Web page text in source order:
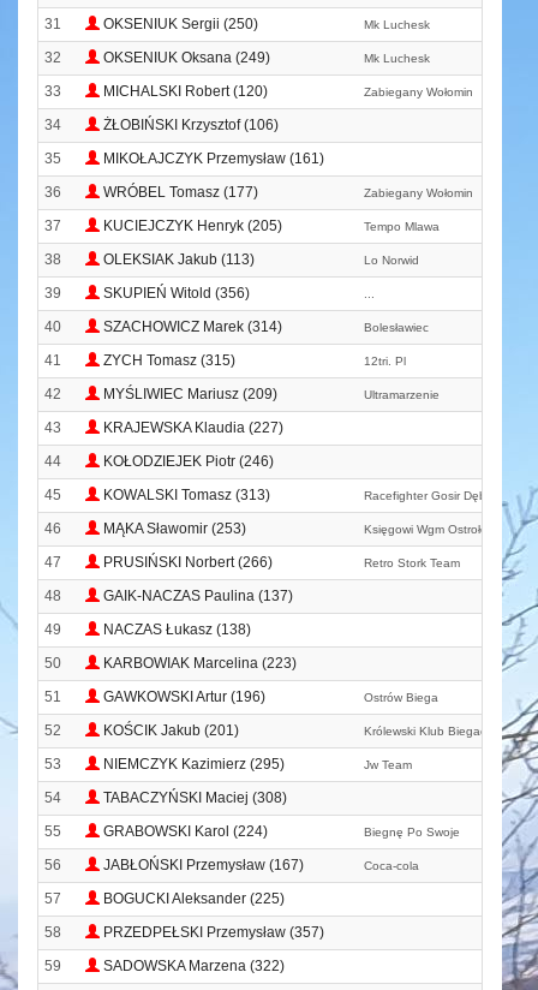
31 OKSENIUK Sergii (250) Mk Luchesk
32 OKSENIUK Oksana (249) Mk Luchesk
33 MICHALSKI Robert (120) Zabiegany Wołomin
34
ŻŁOBIŃSKI Krzysztof (106)
35
MIKOŁAJCZYK Przemysław (161)
36
WRÓBEL Tomasz (177) Zabiegany Wołomin
37 KUCIEJCZYK Henryk (205) Tempo Mlawa
38 OLEKSIAK Jakub (113) Lo Norwid
39 SKUPIEŃ Witold (356)
40 SZACHOWICZ Marek (314) Bolesławiec
41 ZYCH Tomasz (315) 12tri. Pl
42 MYŚLIWIEC Mariusz (209) Ultramarzenie
43
KRAJEWSKA Klaudia (227)
44
KOŁODZIEJEK Piotr (246)
45
KOWALSKI Tomasz (313) Racefighter Gosir Dębe Wlk.
46 MĄKA Sławomir (253) Księgowi Wgm Ostrołęka
47 PRUSIŃSKI Norbert (266) Retro Stork Team
48
GAIK-NACZAS Paulina (137)
49
NACZAS Łukasz (138)
50
KARBOWIAK Marcelina (223)
51
GAWKOWSKI Artur (196) Ostrów Biega
52 KOŚCIK Jakub (201) Królewski Klub Biegacza
53 NIEMCZYK Kazimierz (295) Jw Team
54
TABACZYŃSKI Maciej (308)
55
GRABOWSKI Karol (224) Biegnę Po Swoje
56 JABŁOŃSKI Przemysław (167) Coca-cola
57
BOGUCKI Aleksander (225)
58
PRZEDPEŁSKI Przemysław (357)
59
SADOWSKA Marzena (322)